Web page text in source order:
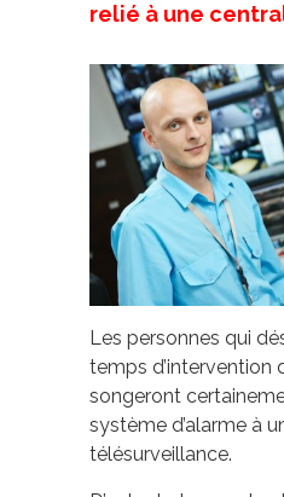
relié à une
Les personnes qui
temps d’intervention
songeront
système d’alarme à
télésurveillance.